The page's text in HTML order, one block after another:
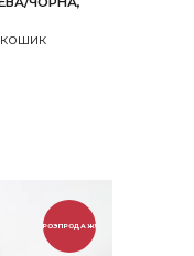
РОЗПРОДАЖ!